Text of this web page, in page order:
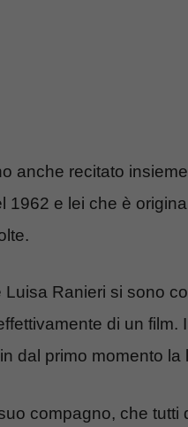
anche recitato
1962 e lei che è
Ranieri si sono
di un film.
dal primo momento la
compagno, che tutti